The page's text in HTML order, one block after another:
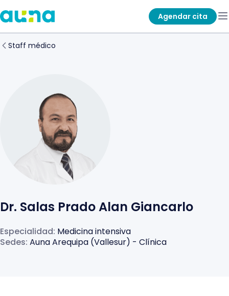
Agendar cita
Staff médico
Dr. Salas Prado Alan Giancarlo
Especialidad: Medicina intensiva
Sedes: Auna Arequipa (Vallesur) - Clínica